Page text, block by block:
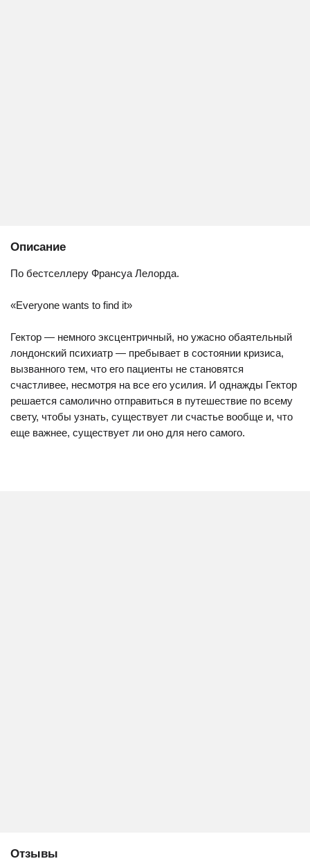
Описание
По бестселлеру Франсуа Лелорда.
«Everyone wants to find it»
Гектор — немного эксцентричный, но ужасно обаятельный
лондонский психиатр — пребывает в состоянии кризиса,
вызванного тем, что его пациенты не становятся
счастливее, несмотря на все его усилия. И однажды Гектор
решается самолично отправиться в путешествие по всему
свету, чтобы узнать, существует ли счастье вообще и, что
еще важнее, существует ли оно для него самого.
Отзывы